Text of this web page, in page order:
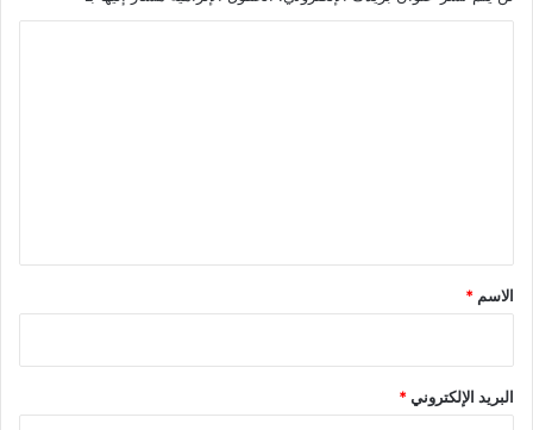
*
الاسم *
البريد الإلكتروني*